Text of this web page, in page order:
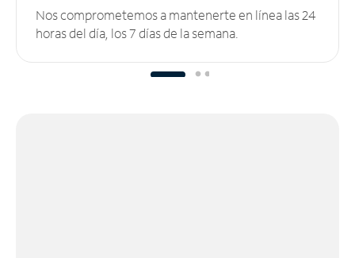
Nos comprometemos a mantenerte en línea las 24
horas del día, los 7 días de la semana.